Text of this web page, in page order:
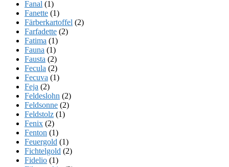
Fanal (1)
Fanette (1)
Färberkartoffel (2)
Farfadette (2)
Fatima (1)
Fauna (1)
Fausta (2)
Fecula (2)
Fecuva (1)
Feja (2)
Feldeslohn (2)
Feldsonne (2)
Feldstolz (1)
Fenix (2)
Fenton (1)
Feuergold (1)
Fichtelgold (2)
Fidelio (1)